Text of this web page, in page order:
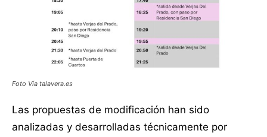
Foto Vía talavera.es
Las propuestas de modificación han sido
analizadas y desarrolladas técnicamente por